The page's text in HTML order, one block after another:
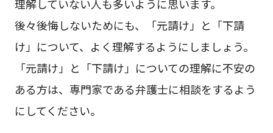
理解していない人も多いように思います。
後々後悔しないためにも、「元請け」と「下請
け」について、よく理解するようにしましょう。
「元請け」と「下請け」についての理解に不安の
ある方は、専門家である弁護士に相談をするよう
にしてください。